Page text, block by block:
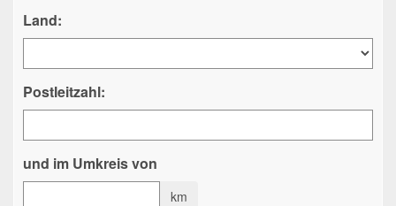
Land:
Postleitzahl:
und im Umkreis von
km